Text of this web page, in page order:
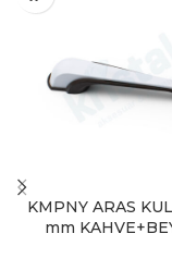
KMPNY ARAS
mm